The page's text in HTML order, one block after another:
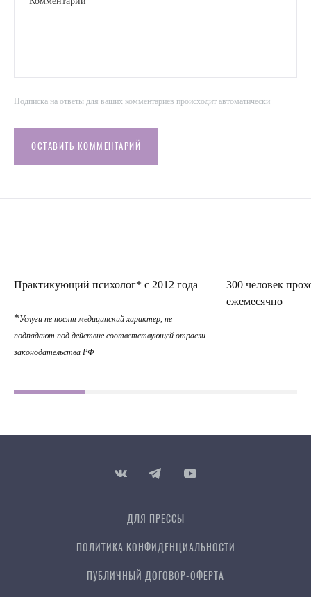
Подписка на ответы для ваших комментариев происходит автоматически
ОСТАВИТЬ КОММЕНТАРИЙ
Практикующий психолог* с 2012 года
*Услуги не носят медицинский характер, не
подпадают под действие соответствующей отрасли
законодательства РФ
300 человек
ежемесячно
ДЛЯ ПРЕССЫ
ПОЛИТИКА КОНФИДЕН­ЦИ­АЛЬ­НОСТИ
ПУБЛИЧНЫЙ ДОГОВОР-ОФЕРТА